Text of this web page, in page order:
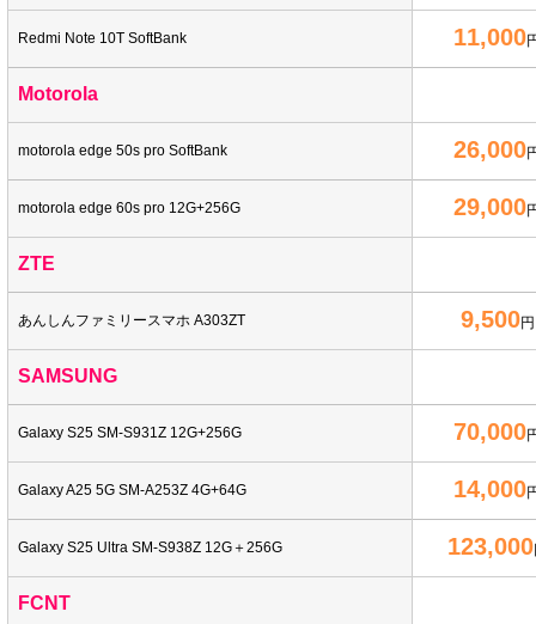
Redmi Note 10T SoftBank 11,000
Motorola
motorola edge 50s pro SoftBank 26,000
motorola edge 60s pro 12G+256G 29,000
ZTE
あんしんファミリースマホ A303ZT 9,500円
SAMSUNG
Galaxy S25 SM-S931Z 12G+256G 70,000
Galaxy A25 5G SM-A253Z 4G+64G 14,000
Galaxy S25 Ultra SM-S938Z 12G＋256G 123,000
FCNT